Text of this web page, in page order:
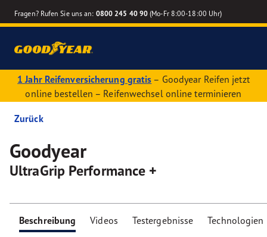
Fragen? Rufen Sie uns an: 0800 245 40 90 (Mo-Fr 8:00-18:00 Uhr)
1 Jahr Reifenversicherung gratis – Goodyear Reifen jetzt
online bestellen – Reifenwechsel online terminieren
Zurück
Goodyear
UltraGrip Performance +
Beschreibung Videos Testergebnisse Technologien